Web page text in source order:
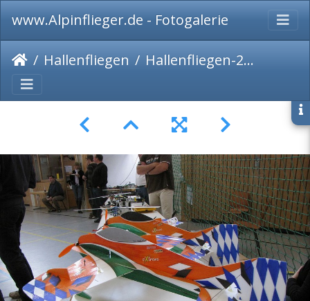
www.Alpinflieger.de - Fotogalerie
Hallenfliegen Hallenfliegen-2009-046